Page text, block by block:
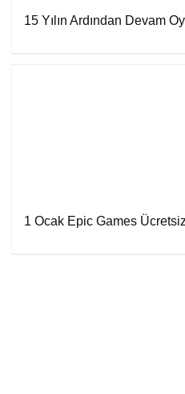
15 Yılın Ardından Devam
1 Ocak Epic Games